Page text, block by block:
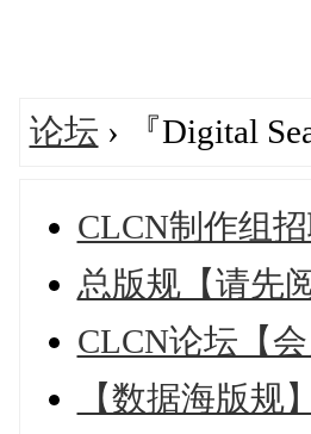
论坛 › 『Digital
CLCN制作组
总版规【请先
CLCN论坛【会
【数据海版规】